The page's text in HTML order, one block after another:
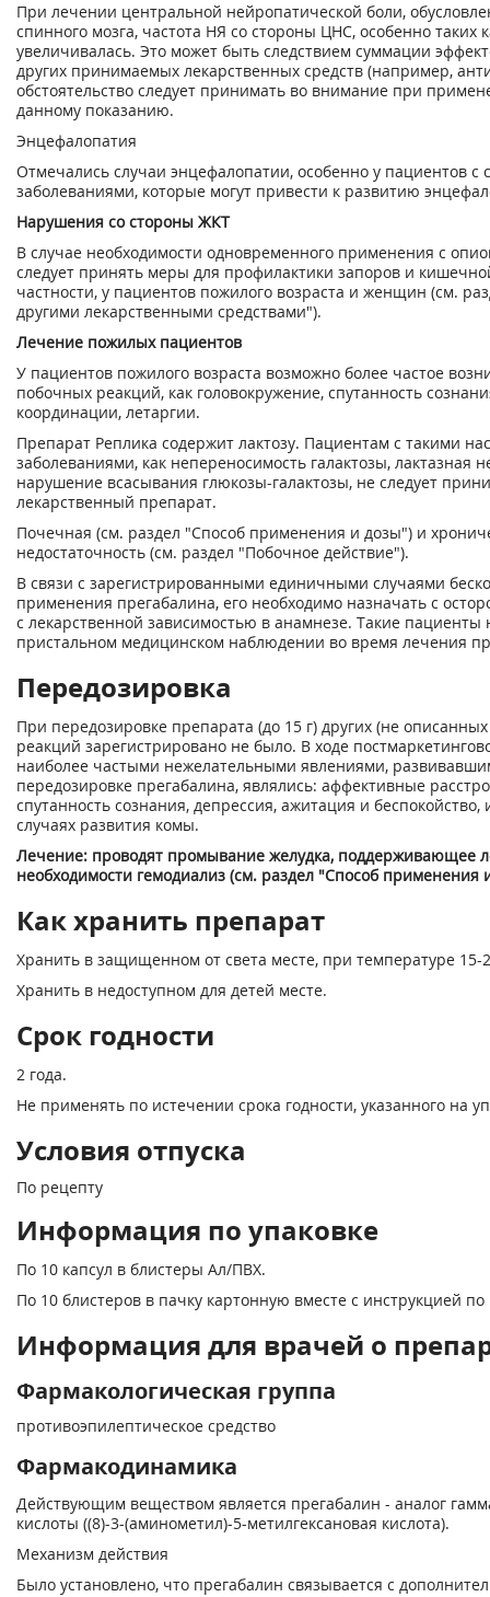
При лечении центральной нейропатической боли,
спинного мозга, частота НЯ со стороны ЦНС, особенно таких
увеличивалась. Это может быть следствием суммации
других принимаемых лекарственных средств (например,
обстоятельство следует принимать во внимание при
данному показанию.
Энцефалопатия
Отмечались случаи энцефалопатии, особенно у пациентов с
заболеваниями, которые могут привести к развитию
Нарушения со стороны ЖКТ
В случае необходимости одновременного применения с
следует принять меры для профилактики запоров и
частности, у пациентов пожилого возраста и женщин (см.
другими лекарственными средствами").
Лечение пожилых пациентов
У пациентов пожилого возраста возможно более частое
побочных реакций, как головокружение, спутанность
координации, летаргии.
Препарат Реплика содержит лактозу. Пациентам с такими
заболеваниями, как непереносимость галактозы, лактазная
нарушение всасывания глюкозы-галактозы, не следует
лекарственный препарат.
Почечная (см. раздел "Способ применения и дозы") и
недостаточность (см. раздел "Побочное действие").
В связи с зарегистрированными единичными случаями
применения прегабалина, его необходимо назначать с
с лекарственной зависимостью в анамнезе. Такие пациенты
пристальном медицинском наблюдении во время лечения
Передозировка
При передозировке препарата (до 15 г) других (не
реакций зарегистрировано не было. В ходе
наиболее частыми нежелательными явлениями,
передозировке прегабалина, являлись: аффективные
спутанность сознания, депрессия, ажитация и
случаях развития комы.
Лечение: проводят промывание желудка, поддерживающее
необходимости гемодиализ (см. раздел "Способ применения
Как хранить препарат
Хранить в защищенном от света месте, при температуре 15-
Хранить в недоступном для детей месте.
Срок годности
2 года.
Не применять по истечении срока годности, указанного на
Условия отпуска
По рецепту
Информация по упаковке
По 10 капсул в блистеры Ал/ПВХ.
По 10 блистеров в пачку картонную вместе с инструкцией
Информация для врачей о
Фармакологическая группа
противоэпилептическое средство
Фармакодинамика
Действующим веществом является прегабалин - аналог
кислоты ((8)-3-(аминометил)-5-метилгексановая кислота).
Механизм действия
Было установлено, что прегабалин связывается с